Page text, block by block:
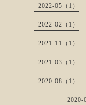
2022-05（1）
2022-02（1）
2021-11（1）
2021-03（1）
2020-08（1）
2020-